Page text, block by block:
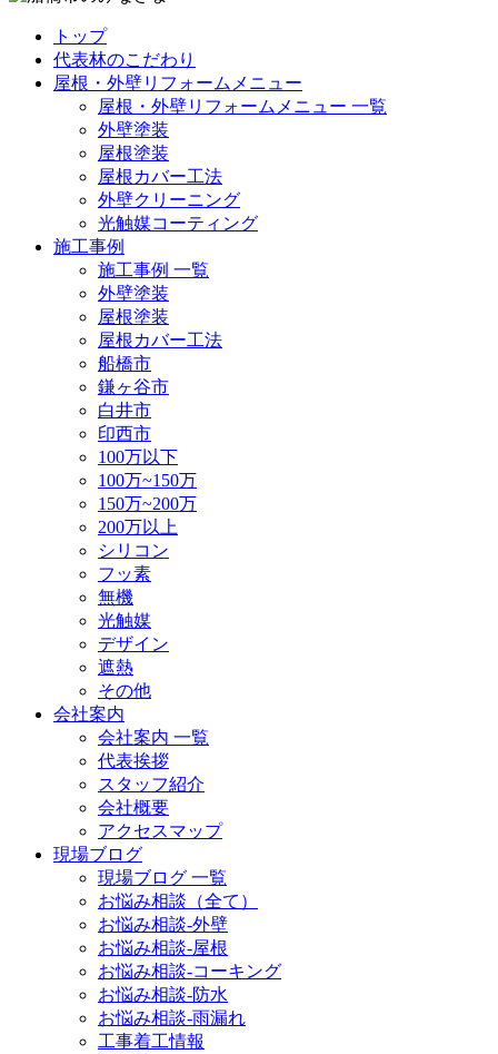
トップ
代表林のこだわり
屋根・外壁リフォームメニュー
屋根・外壁リフォームメニュー 一覧
外壁塗装
屋根塗装
屋根カバー工法
外壁クリーニング
光触媒コーティング
施工事例
施工事例 一覧
外壁塗装
屋根塗装
屋根カバー工法
船橋市
鎌ヶ谷市
白井市
印西市
100万以下
100万~150万
150万~200万
200万以上
シリコン
フッ素
無機
光触媒
デザイン
遮熱
その他
会社案内
会社案内 一覧
代表挨拶
スタッフ紹介
会社概要
アクセスマップ
現場ブログ
現場ブログ 一覧
お悩み相談（全て）
お悩み相談-外壁
お悩み相談-屋根
お悩み相談-コーキング
お悩み相談-防水
お悩み相談-雨漏れ
工事着工情報